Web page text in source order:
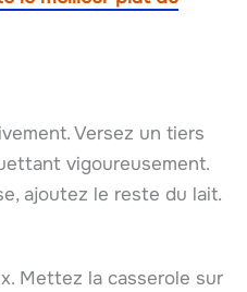
Versez un tiers
vigoureusement.
ajoutez le reste du lait.
Mettez la casserole sur